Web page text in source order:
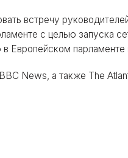
встречу
с целью запуска
Европейском
BBC News, а также The